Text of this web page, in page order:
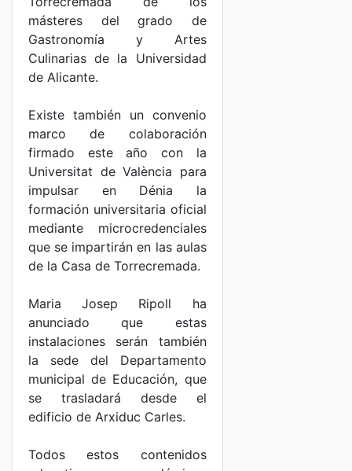
másteres del grado de
Gastronomía y Artes
Culinarias de la Universidad
de Alicante.
Existe también un convenio
marco de colaboración
firmado este año con la
Universitat de València para
impulsar en Dénia la
formación universitaria oficial
mediante microcredenciales
que se impartirán en las aulas
de la Casa de Torrecremada.
Maria Josep Ripoll ha
anunciado que estas
instalaciones serán también
la sede del Departamento
municipal de Educación, que
se trasladará desde el
edificio de Arxiduc Carles.
Todos estos contenidos